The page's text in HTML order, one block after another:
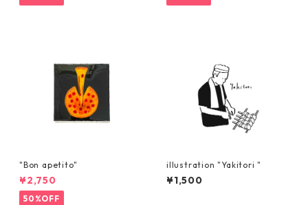
"Bon apetito"
¥2,750
50%OFF
illustration "Yakitori "
¥1,500